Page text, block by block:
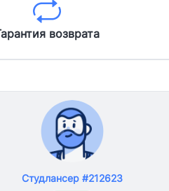
возврата
Студлансер #212623